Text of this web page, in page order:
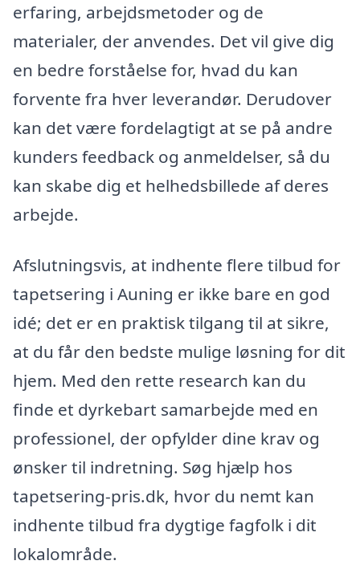
erfaring, arbejdsmetoder og de
materialer, der anvendes. Det vil give dig
en bedre forståelse for, hvad du kan
forvente fra hver leverandør. Derudover
kan det være fordelagtigt at se på andre
kunders feedback og anmeldelser, så du
kan skabe dig et helhedsbillede af deres
arbejde.
Afslutningsvis, at indhente flere tilbud for
tapetsering i Auning er ikke bare en god
idé; det er en praktisk tilgang til at sikre,
at du får den bedste mulige løsning for dit
hjem. Med den rette research kan du
finde et dyrkebart samarbejde med en
professionel, der opfylder dine krav og
ønsker til indretning. Søg hjælp hos
tapetsering-pris.dk, hvor du nemt kan
indhente tilbud fra dygtige fagfolk i dit
lokalområde.